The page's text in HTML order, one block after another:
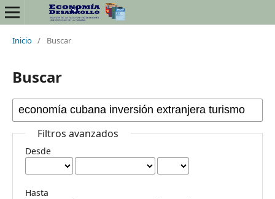
Inicio / Buscar
Buscar
Filtros avanzados
Desde
Hasta